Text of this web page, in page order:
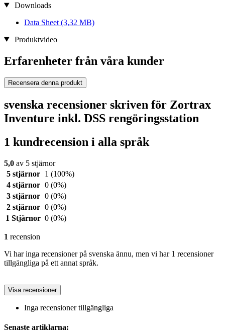
Downloads
Data Sheet (3,32 MB)
Produktvideo
Erfarenheter från våra kunder
Recensera denna produkt
svenska recensioner skriven för Zortrax
Inventure inkl. DSS rengöringsstation
1 kundrecension i alla språk
5,0 av 5 stjärnor
5 stjärnor
1 (100%)
4 stjärnor 0 (0%)
3 stjärnor 0 (0%)
2 stjärnor 0 (0%)
1 Stjärnor 0 (0%)
1 recension
Vi har inga recensioner på svenska ännu, men vi har 1 recensioner
tillgängliga på ett annat språk.
Visa recensioner
Inga recensioner tillgängliga
Senaste artiklarna: